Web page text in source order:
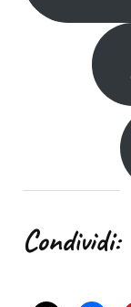
Condividi: